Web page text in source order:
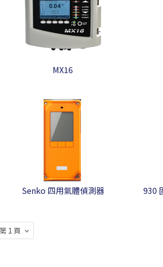
MX16
Senko 四用氣體偵測器
930